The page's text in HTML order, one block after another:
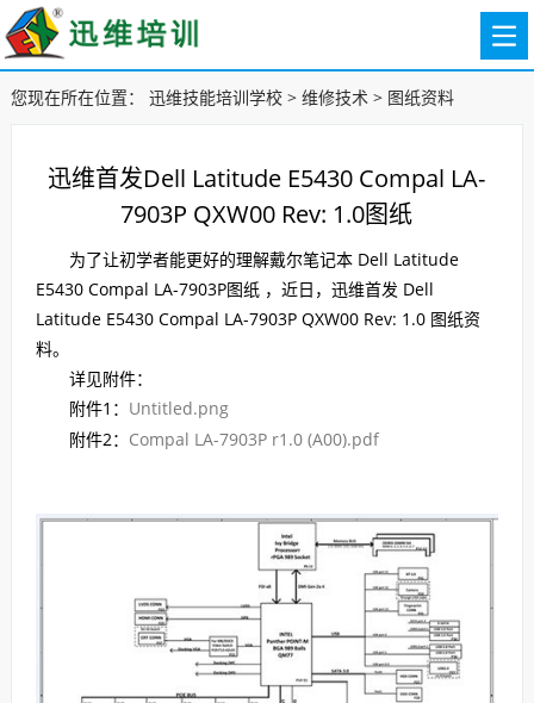
您现在所在位置： 迅维技能培训学校> 维修技术> 图纸资料
迅维首发Dell Latitude E5430 Compal LA-
7903P QXW00 Rev: 1.0图纸
为了让初学者能更好的理解戴尔笔记本 Dell Latitude
E5430 Compal LA-7903P图纸 ，近日，迅维首发 Dell
Latitude E5430 Compal LA-7903P QXW00 Rev: 1.0 图纸资
料。
详见附件：
附件1： Untitled.png
附件2： Compal LA-7903P r1.0 (A00).pdf